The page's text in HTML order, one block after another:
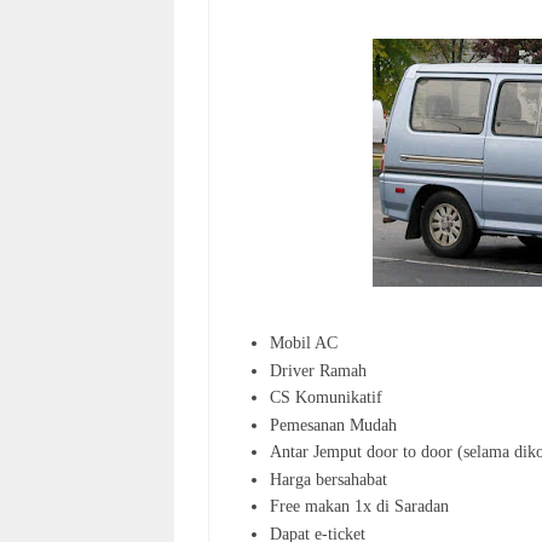
Mobil AC
Driver Ramah
CS Komunikatif
Pemesanan Mudah
Antar Jemput door to door (selama
Harga bersahabat
Free makan 1x di Saradan
Dapat e-ticket